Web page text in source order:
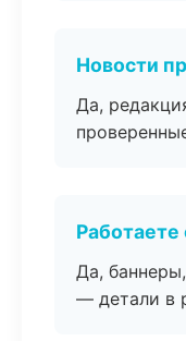
Новости
Да,
Да,
— детали в